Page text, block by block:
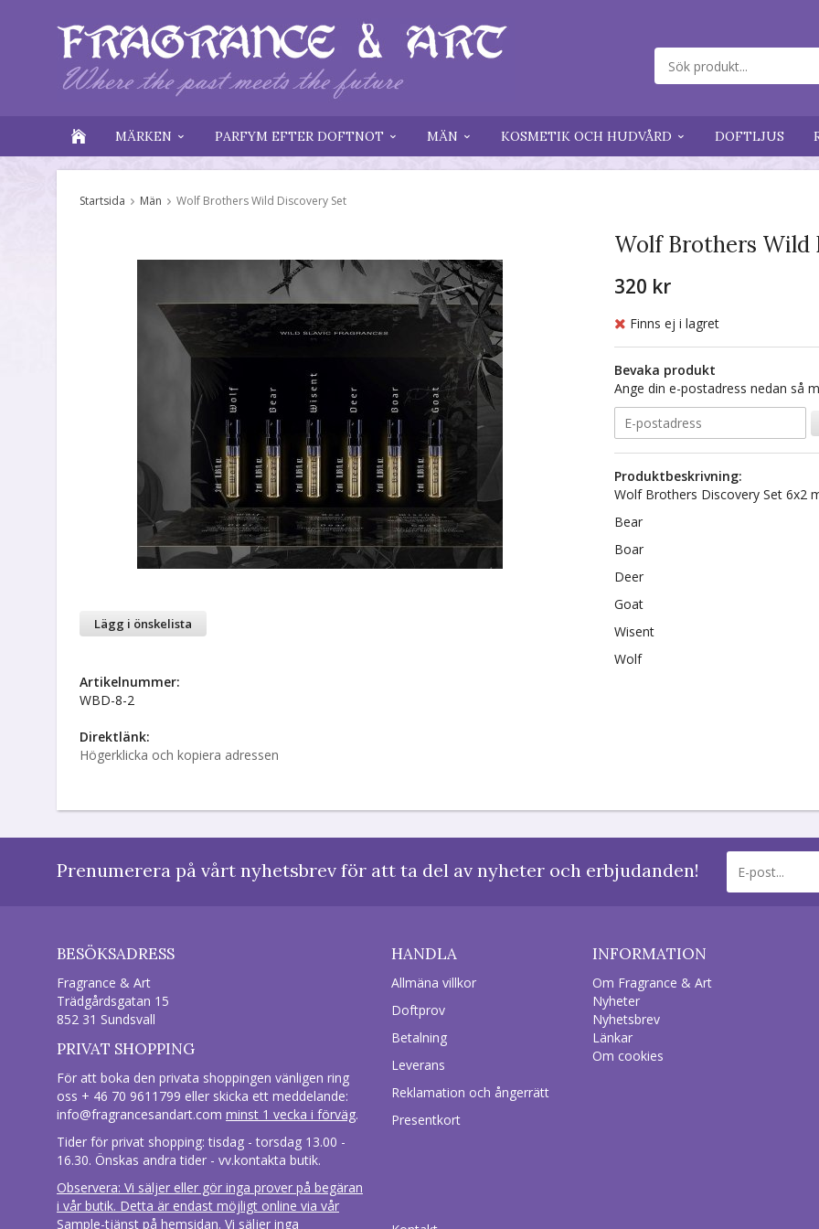
MÄRKEN PARFYM EFTER DOFTNOT MÄN KOSMETIK OCH HUDVÅRD DOFTLJUS
Startsida Män Wolf Brothers Wild Discovery Set
Wolf Brothers Wild
320 kr
Finns ej i lagret
Bevaka produkt
Ange din e-postadress nedan så
Produktbeskrivning:
Wolf Brothers Discovery Set 6x2
Bear
Boar
Deer
Goat
Wisent
Wolf
Lägg i önskelista
Artikelnummer:
WBD-8-2
Direktlänk:
Högerklicka och kopiera adressen
Prenumerera på vårt nyhetsbrev för att ta del av nyheter och erbjudanden!
BESÖKSADRESS
Fragrance & Art
Trädgårdsgatan 15
852 31 Sundsvall
PRIVAT SHOPPING
För att boka den privata shoppingen vänligen ring
oss + 46 70 9611799 eller skicka ett meddelande:
info@fragrancesandart.com minst 1 vecka i förväg.
Tider för privat shopping: tisdag - torsdag 13.00 -
16.30. Önskas andra tider - vv.kontakta butik.
Observera: Vi säljer eller gör inga prover på begäran
i vår butik. Detta är endast möjligt online via vår
Sample-tjänst på hemsidan. Vi säljer inga
HANDLA
Allmäna villkor
Doftprov
Betalning
Leverans
Reklamation och ångerrätt
Presentkort
INFORMATION
Om Fragrance & Art
Nyheter
Nyhetsbrev
Länkar
Om cookies